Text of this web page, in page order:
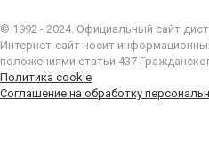
© 1992 - 2024. Официальный сайт
Интернет-сайт носит
положениями статьи 437
Политика cookie
Соглашение на обработку